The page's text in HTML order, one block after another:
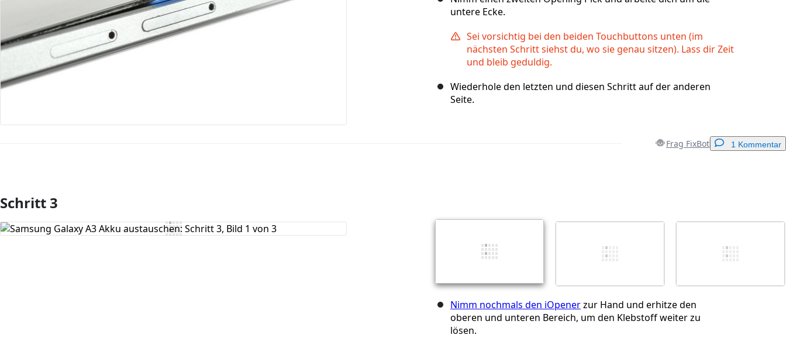
untere Ecke.
Sei vorsichtig bei den beiden Touchbuttons unten (im
nächsten Schritt siehst du, wo sie genau sitzen). Lass dir Zeit
und bleib geduldig.
Wiederhole den letzten und diesen Schritt auf der anderen
Seite.
Frag FixBot 1 Kommentar
Kommentar hinzufügen
Kommentieren
Schritt 3
Nimm nochmals den iOpenerzur Hand und erhitze den
oberen und unteren Bereich, um den Klebstoff weiter zu
lösen.